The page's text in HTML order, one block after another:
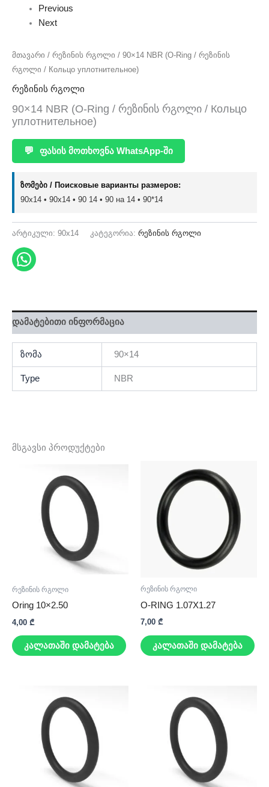
Previous
Next
მთავარი / რეზინის რგოლი / 90×14 NBR (O-Ring / რეზინის
რგოლი / Кольцо уплотнительное)
რეზინის რგოლი
90×14 NBR (O-Ring / რეზინის რგოლი / Кольцо
уплотнительное)
💬 ფასის მოთხოვნა WhatsApp-ში
ზომები / Поисковые варианты размеров:
90x14 • 90х14 • 90 14 • 90 на 14 • 90*14
არტიკული: 90x14 კატეგორია: რეზინის რგოლი
დამატებითი ინფორმაცია
ზომა 90×14
Type NBR
მსგავსი პროდუქტები
რეზინის რგოლი
Oring 10×2.50
4,00 ₾
კალათაში დამატება
რეზინის რგოლი
O-RING 1.07X1.27
7,00 ₾
კალათაში დამატება